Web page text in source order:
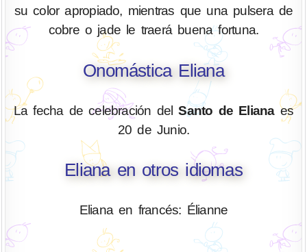
su color apropiado, mientras que una pulsera de
cobre o jade le traerá buena fortuna.
Onomástica Eliana
La fecha de celebración delSanto de Elianaes
20 de Junio.
Eliana en otros idiomas
Eliana en francés: Élianne